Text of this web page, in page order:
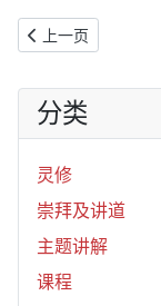
上一篇文章: 2019
上一页
分类
灵修
崇拜及讲道
主题讲解
课程